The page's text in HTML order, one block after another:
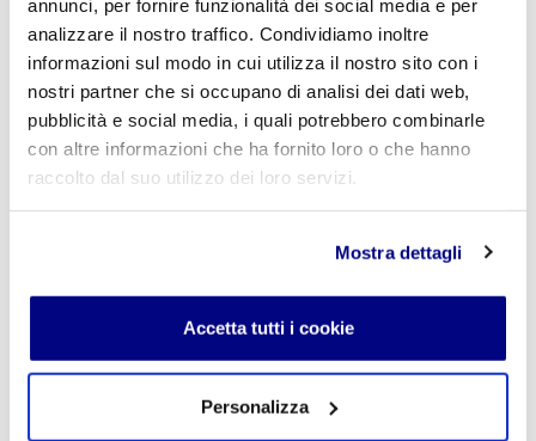
annunci, per fornire funzionalità dei social media e per
analizzare il nostro traffico. Condividiamo inoltre
informazioni sul modo in cui utilizza il nostro sito con i
nostri partner che si occupano di analisi dei dati web,
pubblicità e social media, i quali potrebbero combinarle
con altre informazioni che ha fornito loro o che hanno
raccolto dal suo utilizzo dei loro servizi.
Mostra dettagli
Accetta tutti i cookie
Personalizza
Commento*
Acconsento al trattamento deidati personali.*
INVIA COMMENTO